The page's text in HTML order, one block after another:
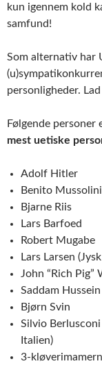
kun igennem kold
samfund!
Som alternativ har
personligheder.
Følgende
mest uetiske
Adolf Hitler
Benito Mussolini
Bjarne Riis
Lars Barfoed
Robert Mugabe
Lars Larsen
John “Rich Pig”
Saddam Hussein
Bjørn Svin
Silvio
Italien)
3-